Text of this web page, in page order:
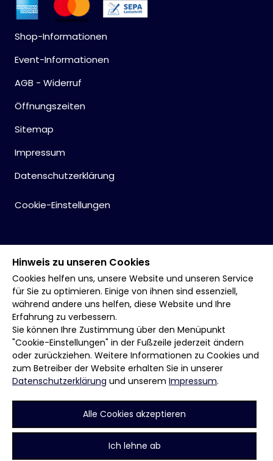
Shop-Informationen
Event-Informationen
AGB - Widerruf
Öffnungszeiten
Sitemap
Impressum
Datenschutzerklärung
Cookie-Einstellungen
Hinweis zu unseren Cookies
Cookies helfen uns, unsere Website und unseren Service
für Sie zu optimieren. Einige von ihnen sind essenziell,
während andere uns helfen, diese Website und Ihre
Erfahrung zu verbessern.
Sie können Ihre Zustimmung über den Menüpunkt
"Cookie-Einstellungen" in der Fußzeile jederzeit ändern
oder zurückziehen. Weitere Informationen zu Cookies und
zum Betreiber der Website erhalten Sie in unserer
Datenschutzerklärung und unserem Impressum.
Ich lehne ab
Alle Cookies akzeptieren